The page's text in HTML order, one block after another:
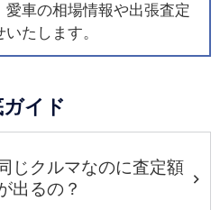
車の相場情報や出張査定
たします。
イド
じクルマなのに査定額
出るの？